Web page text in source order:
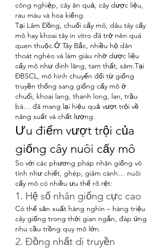
công nghiệp, cây ăn quả, cây dược liệu,
rau màu và hoa kiểng.
Tại Lâm Đồng, chuối cấy mô, dâu tây cấy
mô hay khoai tây in vitro đã trở nên quá
quen thuộc.Ở Tây Bắc, nhiều hộ dân
thoát nghèo và làm giàu nhờ dược liệu
cấy mô như đinh lăng, tam thất, sâm.Tại
ĐBSCL, mô hình chuyển đổi từ giống
truyền thống sang giống cấy mô ở
chuối, khoai lang, thanh long, lan, trầu
bà… đã mang lại hiệu quả vượt trội về
năng suất và chất lượng.
Ưu điểm vượt trội của
giống cây nuôi cấy mô
So với các phương pháp nhân giống vô
tính như chiết, ghép, giâm cành… nuôi
cấy mô có nhiều ưu thế rõ rệt:
1. Hệ số nhân giống cực cao
Có thể sản xuất hàng nghìn – hàng triệu
cây giống trong thời gian ngắn, đáp ứng
nhu cầu trồng quy mô lớn.
2. Đồng nhất di truyền